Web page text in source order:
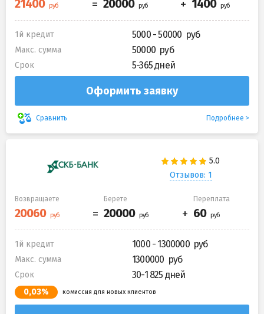
1й кредит 5000 - 50000
Макс. сумма 50000
Срок 5-365 дней
Оформить заявку
Сравнить Подробнее
Отзывов: 1
Возвращаете Берете Переплата
1й кредит 1000 - 1300000
Макс. сумма 1300000
Срок 30-1 825 дней
0,03% комиссия для новых клиентов